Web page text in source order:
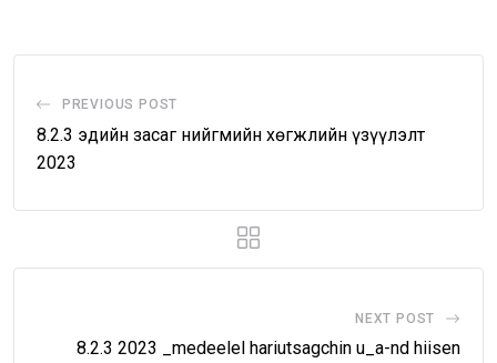
PREVIOUS POST
8.2.3 эдийн засаг нийгмийн хөгжлийн үзүүлэлт
2023
NEXT POST
8.2.3 2023 _medeelel hariutsagchin u_a-nd hiisen